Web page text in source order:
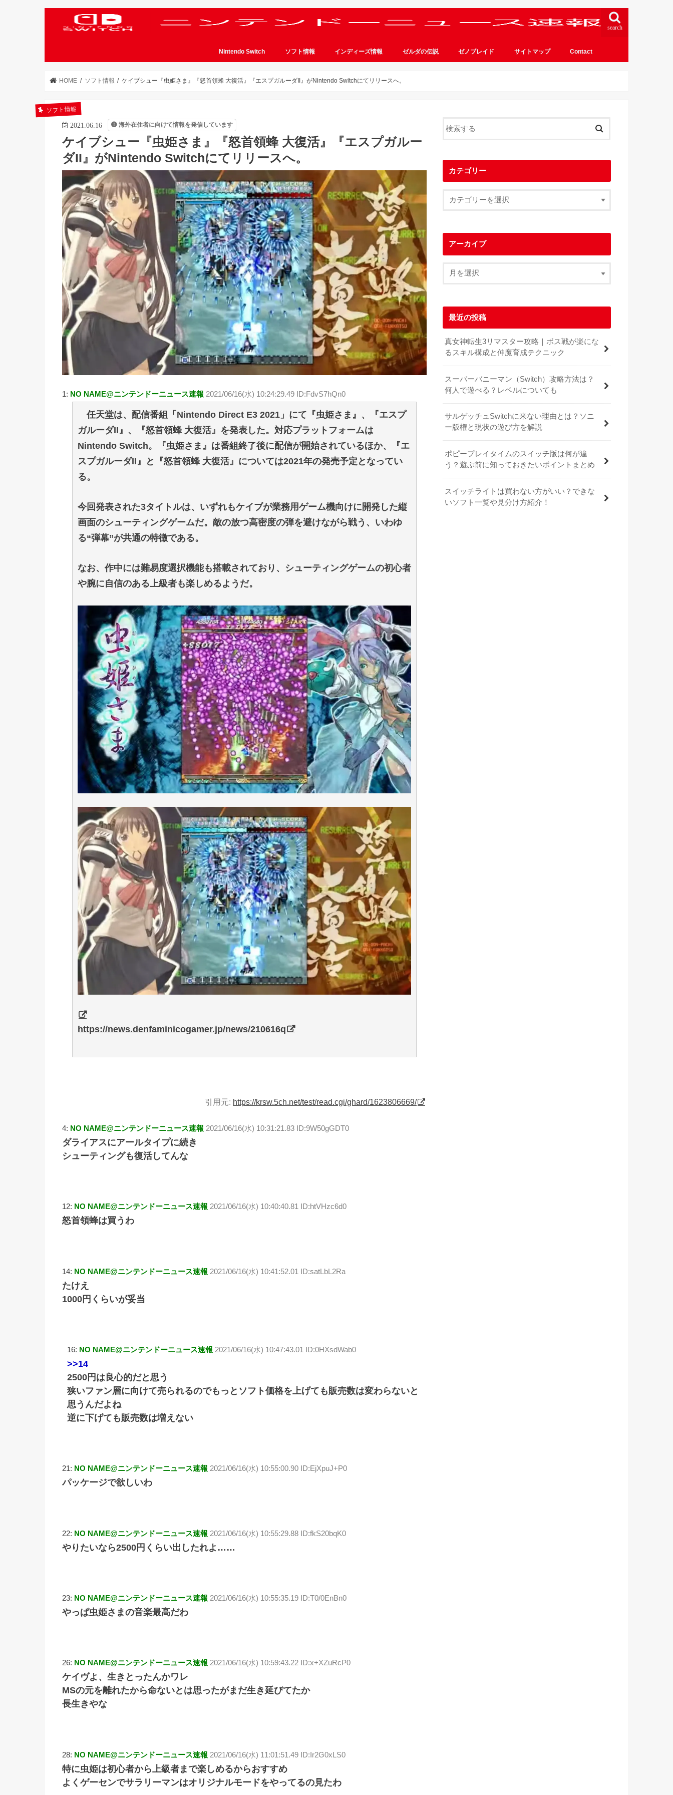
search
Nintendo Switch ソフト情報 インディーズ情報 ゼルダの伝説 ゼノブレイド サイトマップ Contact
HOME ソフト情報 ケイブシュー『虫姫さま』『怒首領蜂 大復活』『エスプガルーダII』がNintendo Switchにてリリースへ。
ソフト情報
2021.06.16 海外在住者に向けて情報を発信しています
ケイブシュー『虫姫さま』『怒首領蜂 大復活』『エスプガルー
ダII』がNintendo Switchにてリリースへ。
1: NO NAME@ニンテンドーニュース速報 2021/06/16(水) 10:24:29.49 ID:FdvS7hQn0
任天堂は、配信番組「Nintendo Direct E3 2021」にて『虫姫さま』、『エスプ
ガルーダII』、『怒首領蜂 大復活』を発表した。対応プラットフォームは
Nintendo Switch。『虫姫さま』は番組終了後に配信が開始されているほか、『エ
スプガルーダII』と『怒首領蜂 大復活』については2021年の発売予定となってい
る。
今回発表された3タイトルは、いずれもケイブが業務用ゲーム機向けに開発した縦
画面のシューティングゲームだ。敵の放つ高密度の弾を避けながら戦う、いわゆ
る“弾幕”が共通の特徴である。
なお、作中には難易度選択機能も搭載されており、シューティングゲームの初心者
や腕に自信のある上級者も楽しめるようだ。
https://news.denfaminicogamer.jp/news/210616q
引用元: https://krsw.5ch.net/test/read.cgi/ghard/1623806669/
4: NO NAME@ニンテンドーニュース速報 2021/06/16(水) 10:31:21.83 ID:9W50gGDT0
ダライアスにアールタイプに続き
シューティングも復活してんな
12: NO NAME@ニンテンドーニュース速報 2021/06/16(水) 10:40:40.81 ID:htVHzc6d0
怒首領蜂は買うわ
14: NO NAME@ニンテンドーニュース速報 2021/06/16(水) 10:41:52.01 ID:satLbL2Ra
たけえ
1000円くらいが妥当
16: NO NAME@ニンテンドーニュース速報 2021/06/16(水) 10:47:43.01 ID:0HXsdWab0
>>14
2500円は良心的だと思う
狭いファン層に向けて売られるのでもっとソフト価格を上げても販売数は変わらないと
思うんだよね
逆に下げても販売数は増えない
21: NO NAME@ニンテンドーニュース速報 2021/06/16(水) 10:55:00.90 ID:EjXpuJ+P0
パッケージで欲しいわ
22: NO NAME@ニンテンドーニュース速報 2021/06/16(水) 10:55:29.88 ID:fkS20bqK0
やりたいなら2500円くらい出したれよ……
23: NO NAME@ニンテンドーニュース速報 2021/06/16(水) 10:55:35.19 ID:T0/0EnBn0
やっぱ虫姫さまの音楽最高だわ
26: NO NAME@ニンテンドーニュース速報 2021/06/16(水) 10:59:43.22 ID:x+XZuRcP0
ケイヴよ、生きとったんかワレ
MSの元を離れたから命ないとは思ったがまだ生き延びてたか
長生きやな
28: NO NAME@ニンテンドーニュース速報 2021/06/16(水) 11:01:51.49 ID:Ir2G0xLS0
特に虫姫は初心者から上級者まで楽しめるからおすすめ
よくゲーセンでサラリーマンはオリジナルモードをやってるの見たわ
カテゴリー
アーカイブ
最近の投稿
真女神転生3リマスター攻略｜ボス戦が楽にな
るスキル構成と仲魔育成テクニック
スーパーバニーマン（Switch）攻略方法は？
何人で遊べる？レベルについても
サルゲッチュSwitchに来ない理由とは？ソニ
ー版権と現状の遊び方を解説
ポピープレイタイムのスイッチ版は何が違
う？遊ぶ前に知っておきたいポイントまとめ
スイッチライトは買わない方がいい？できな
いソフト一覧や見分け方紹介！